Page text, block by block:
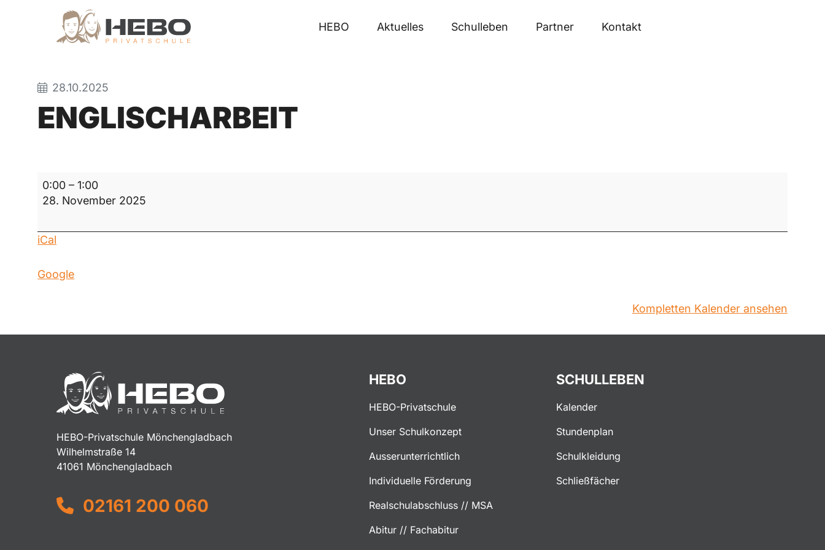
HEBO Aktuelles Schulleben Partner Kontakt
28.10.2025
ENGLISCHARBEIT
Englischarbeit
0:00 –1:00
28. November 2025
iCal
Google
Kompletten Kalender ansehen
HEBO-Privatschule Mönchengladbach
Wilhelmstraße 14
41061 Mönchengladbach
02161 200 060
HEBO
HEBO-Privatschule
Unser Schulkonzept
Ausserunterrichtlich
Individuelle Förderung
Realschulabschluss // MSA
Abitur // Fachabitur
SCHULLEBEN
Kalender
Stundenplan
Schulkleidung
Schließfächer